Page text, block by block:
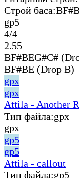
Строй баса:
gp5
4/4
2.55
BF#BEG#C#
BF#BE (Drop B)
gpx
gpx
Attila - Another
Тип файла:gpx
gpx
gp5
gp5
Attila - callout
Тип файла:gp5